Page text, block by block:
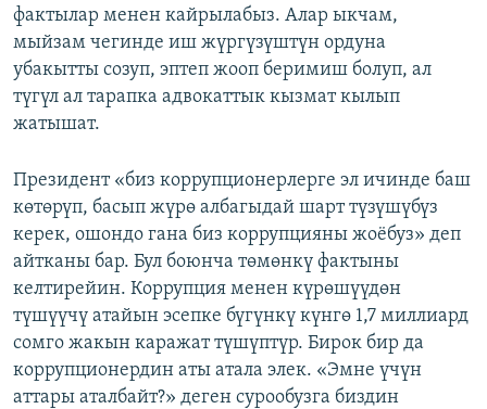
фактылар менен кайрылабыз. Алар ыкчам,
мыйзам чегинде иш жүргүзүштүн ордуна
убакытты созуп, эптеп жооп беримиш болуп, ал
түгүл ал тарапка адвокаттык кызмат кылып
жатышат.
Президент «биз коррупционерлерге эл ичинде баш
көтөрүп, басып жүрө албагыдай шарт түзүшүбүз
керек, ошондо гана биз коррупцияны жоёбуз» деп
айтканы бар. Бул боюнча төмөнкү фактыны
келтирейин. Коррупция менен күрөшүүдөн
түшүүчү атайын эсепке бүгүнкү күнгө 1,7 миллиард
сомго жакын каражат түшүптүр. Бирок бир да
коррупционердин аты атала элек. «Эмне үчүн
аттары аталбайт?» деген сурообузга биздин